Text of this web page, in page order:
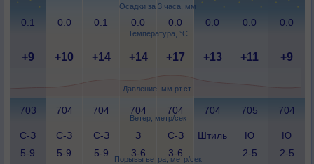
Осадки за 3 часа, мм
Температура, °C
Давление, мм рт.ст.
Ветер, метр/сек
Порывы ветра, метр/сек
0.1 0.0 0.1 0.0 0.0 0.0 0.0 0.0
+9 +10 +14 +14 +17 +13 +11 +9
703 704 704 704 704 704 705 704
С-З
5-9
С-З
5-9
С-З
5-9
З
3-6
С-З
3-6
Штиль
Ю
2-5
Ю
2-5